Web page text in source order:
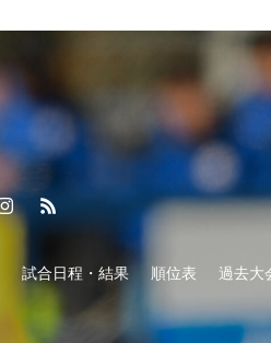
試合日程・結果 順位表 過去大